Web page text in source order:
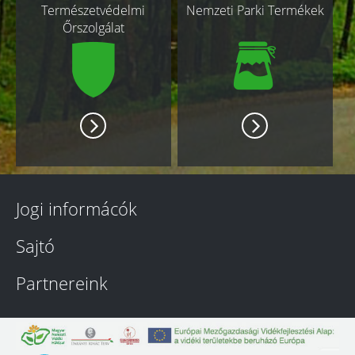
Természetvédelmi
Őrszolgálat
Nemzeti Parki Termékek
Jogi informácók
Sajtó
Partnereink